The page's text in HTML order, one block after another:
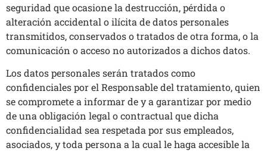
seguridad que ocasione la destrucción, pérdida o
alteración accidental o ilícita de datos personales
transmitidos, conservados o tratados de otra forma, o la
comunicación o acceso no autorizados a dichos datos.
Los datos personales serán tratados como
confidenciales por el Responsable del tratamiento, quien
se compromete a informar de y a garantizar por medio
de una obligación legal o contractual que dicha
confidencialidad sea respetada por sus empleados,
asociados, y toda persona a la cual le haga accesible la